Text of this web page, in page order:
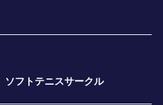
ソフトテニスサークル